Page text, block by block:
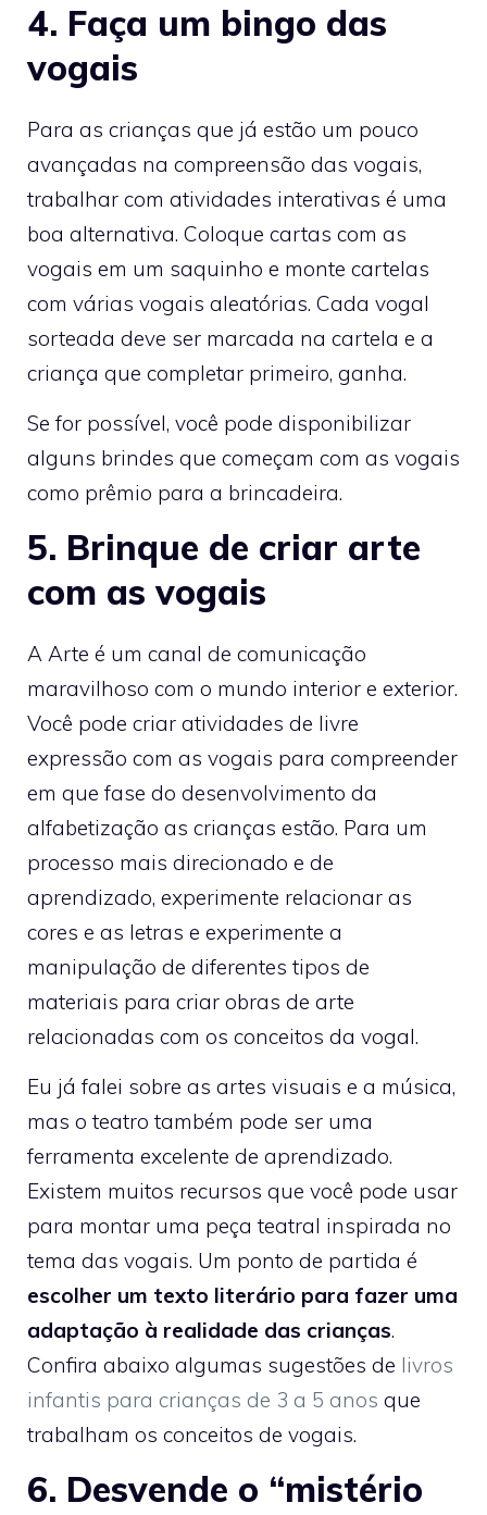
4. Faça um bingo das
vogais
Para as crianças que já estão um pouco
avançadas na compreensão das vogais,
trabalhar com atividades interativas é uma
boa alternativa. Coloque cartas com as
vogais em um saquinho e monte cartelas
com várias vogais aleatórias. Cada vogal
sorteada deve ser marcada na cartela e a
criança que completar primeiro, ganha.
Se for possível, você pode disponibilizar
alguns brindes que começam com as vogais
como prêmio para a brincadeira.
5. Brinque de criar arte
com as vogais
A Arte é um canal de comunicação
maravilhoso com o mundo interior e exterior.
Você pode criar atividades de livre
expressão com as vogais para compreender
em que fase do desenvolvimento da
alfabetização as crianças estão. Para um
processo mais direcionado e de
aprendizado, experimente relacionar as
cores e as letras e experimente a
manipulação de diferentes tipos de
materiais para criar obras de arte
relacionadas com os conceitos da vogal.
Eu já falei sobre as artes visuais e a música,
mas o teatro também pode ser uma
ferramenta excelente de aprendizado.
Existem muitos recursos que você pode usar
para montar uma peça teatral inspirada no
tema das vogais. Um ponto de partida é
escolher um texto literário para fazer uma
adaptação à realidade das crianças.
Confira abaixo algumas sugestões de livros
infantis para crianças de 3 a 5 anos que
trabalham os conceitos de vogais.
6. Desvende o “mistério